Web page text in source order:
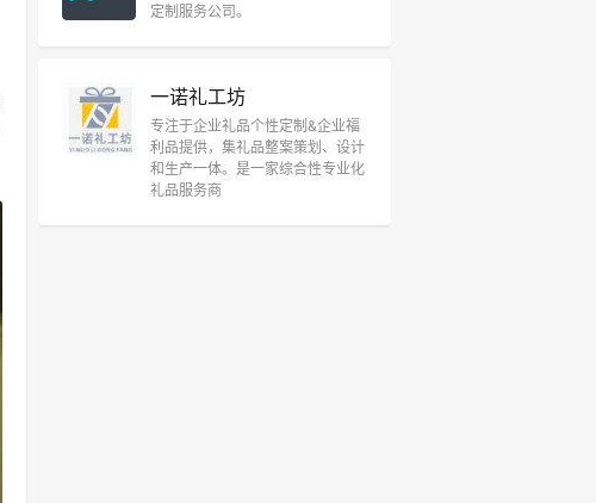
定制服务公司。
一诺礼工坊
专注于企业礼品个性定制&企业福
利品提供，集礼品整案策划、设计
和生产一体。是一家综合性专业化
礼品服务商